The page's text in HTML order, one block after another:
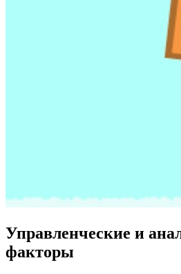
Управленческие и
факторы